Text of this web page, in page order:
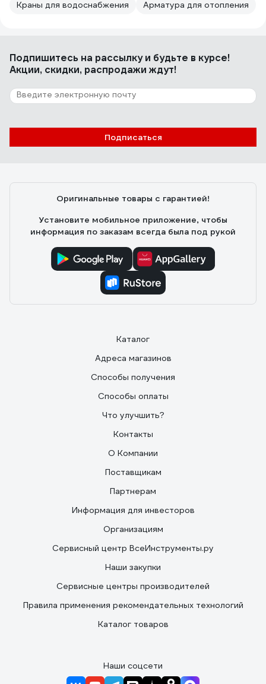
Краны для водоснабжения
Арматура для отопления
Подпишитесь на рассылкуи будьте в курсе!
Акции, скидки, распродажи ждут!
Подписаться
Оригинальные товары с гарантией!
Установите мобильное приложение, чтобы
информация по заказам всегда была под рукой
Каталог
Адреса магазинов
Способы получения
Способы оплаты
Что улучшить?
Контакты
О Компании
Поставщикам
Партнерам
Информация для инвесторов
Организациям
Сервисный центр ВсеИнструменты.ру
Наши закупки
Сервисные центры производителей
Правила применения рекомендательных технологий
Каталог товаров
Наши соцсети